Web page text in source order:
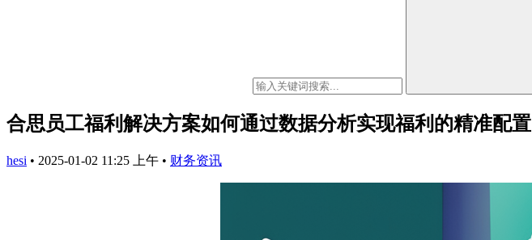
合思员工福利解决方案如何通过数据分析实现福利的精准配置
hesi • 2025-01-02 11:25 上午 • 财务资讯